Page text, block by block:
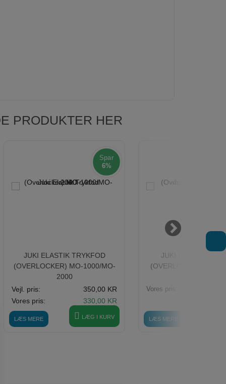
PRODUKTER HER
Spar
6%
JUKI ELASTIK TRYKFOD
(OVERLOCKER) MO-1000/MO-
2000
LÆS MERE
Vejl. pris:
350,00 KR
Vores pris:
330,00 KR
LÆG I KURV
JUKI PIPING
(OVERLOCKER) MO-
LÆS MERE
Vores pris: